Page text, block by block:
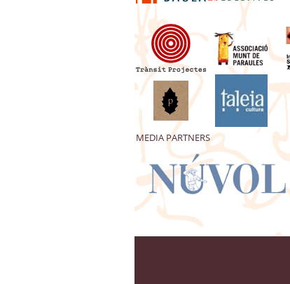
MEDIA PARTNERS